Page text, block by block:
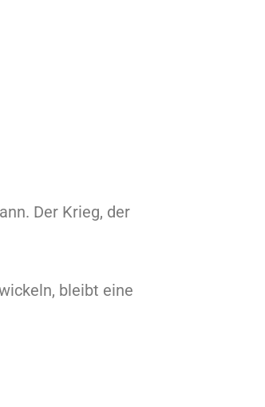
Der Krieg, der
bleibt eine